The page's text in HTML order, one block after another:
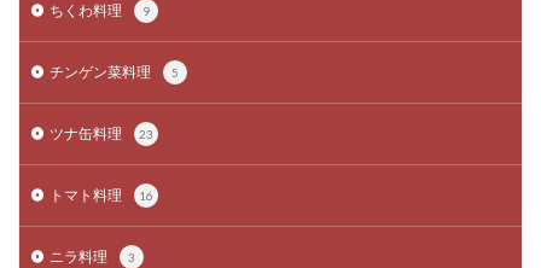
ちくわ料理 9
チンゲン菜料理 5
ツナ缶料理 23
トマト料理 16
ニラ料理 3